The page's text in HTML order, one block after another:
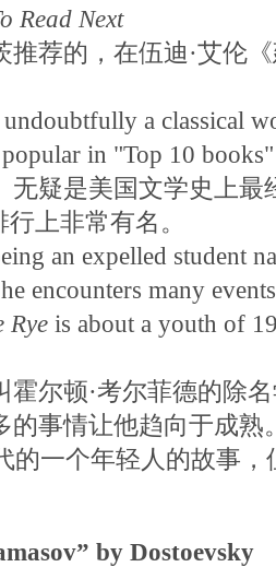
Read Next
推荐的，在伍迪·艾伦
undoubtfully a classical
in "Top 10
无疑是美国文学史上
上非常有名。
an expelled student
encounters many
Rye is about a youth of
霍尔顿·考尔菲德的除
的事情让他趋向于成熟
的一个年轻人的故事
by Dostoevsky